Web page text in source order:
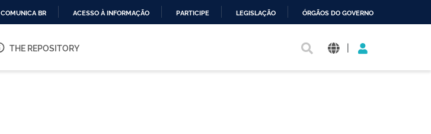
O
COMUNICA BR ACESSO À INFORMAÇÃO PARTICIPE LEGISLAÇÃO ÓRGÃOS DO GOVERNO
THE REPOSITORY |